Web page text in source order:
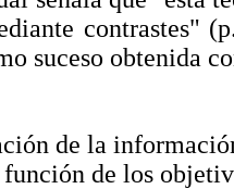
contrastes"
suceso obtenida
de la
de los